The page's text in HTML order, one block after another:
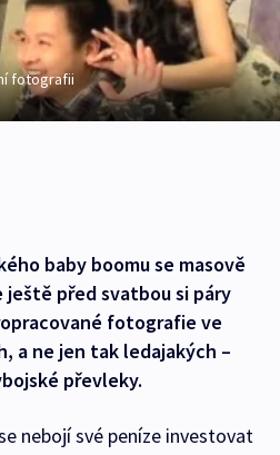
fotografii
baby boomu se masově
před svatbou si páry
fotografie ve
a ne jen tak ledajakých –
převleky.
nebojí své peníze investovat